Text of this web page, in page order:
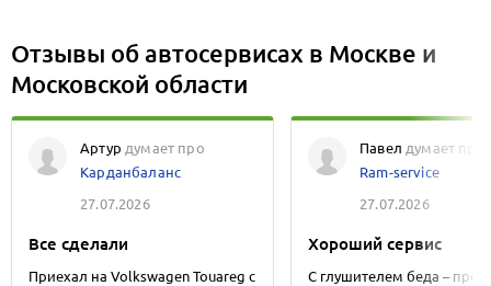
Отзывы об автосервисах в Москве и
Московской области
Артур думает про
Карданбаланс
27.07.2026
Все сделали
Приехал на Volkswagen Touareg с
Павел думает про
Ram-service
27.07.2026
Хороший сервис
С глушителем беда –